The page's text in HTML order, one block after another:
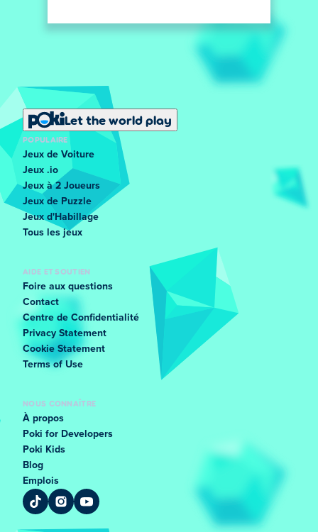
Let the world play
POPULAIRE
Jeux de Voiture
Jeux .io
Jeux à 2 Joueurs
Jeux de Puzzle
Jeux d'Habillage
Tous les jeux
AIDE ET SOUTIEN
Foire aux questions
Contact
Centre de Confidentialité
Privacy Statement
Cookie Statement
Terms of Use
NOUS CONNAÎTRE
À propos
Poki for Developers
Poki Kids
Blog
Emplois